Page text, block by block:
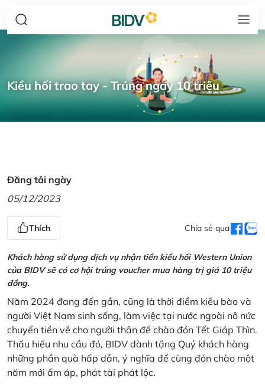
Kiều hối trao tay - Trúng ngay 10 triệu
Đăng tải ngày
05/12/2023
Thích Chia sẻ qua
Khách hàng sử dụng dịch vụ nhận tiền kiều hối Western Union
của BIDV sẽ có cơ hội trúng voucher mua hàng trị giá 10 triệu
đồng.
Năm 2024 đang đến gần, cũng là thời điểm kiều bào và
người Việt Nam sinh sống, làm việc tại nước ngoài nô nức
chuyển tiền về cho người thân để chào đón Tết Giáp Thìn.
Thấu hiểu nhu cầu đó, BIDV dành tặng Quý khách hàng
những phần quà hấp dẫn, ý nghĩa để cùng đón chào một
năm mới ấm áp, phát tài phát lộc.